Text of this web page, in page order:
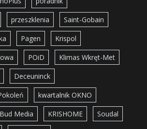
przeszklenia Saint-Gobain
Pagen Krispol
POiD Klimas Wkręt-Met
Deceuninck
kwartalnik OKNO
Media KRISHOME Soudal